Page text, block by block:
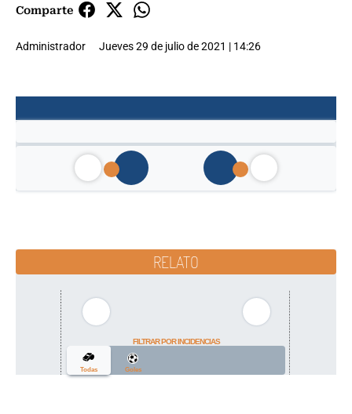
Comparte
Administrador Jueves 29 de julio de 2021 | 14:26